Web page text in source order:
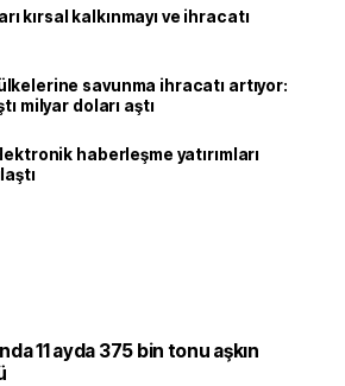
kırsal kalkınmayı ve ihracatı
savunma ihracatı artıyor:
milyar doları aştı
haberleşme yatırımları
11 ayda 375 bin tonu aşkın